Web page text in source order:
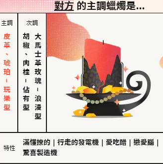
對方的主調蠟燭是...
主調
皮革、琥珀－玩樂型
次調
胡椒、肉桂
－
佔有型
大馬士革玫瑰
－
浪漫型
特性
滿懂撩的 行走的發電機 愛吃醋 戀愛腦
驚喜製造機